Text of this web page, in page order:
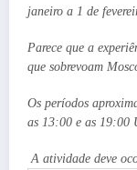
janeiro a 1 de
Parece que a
que sobrevoam
Os períodos
as 13:00 e as 19:00
A atividade deve